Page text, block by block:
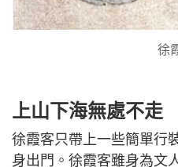
徐
上山下海無處不走
徐霞客只帶上一些簡單行
身出門。徐霞客雖身為文